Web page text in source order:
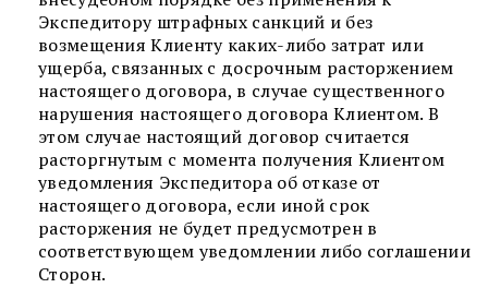
Экспедитору штрафных санкций и без
возмещения Клиенту каких-либо затрат или
ущерба, связанных с досрочным расторжением
настоящего договора, в случае существенного
нарушения настоящего договора Клиентом. В
этом случае настоящий договор считается
расторгнутым с момента получения Клиентом
уведомления Экспедитора об отказе от
настоящего договора, если иной срок
расторжения не будет предусмотрен в
соответствующем уведомлении либо соглашении
Сторон.